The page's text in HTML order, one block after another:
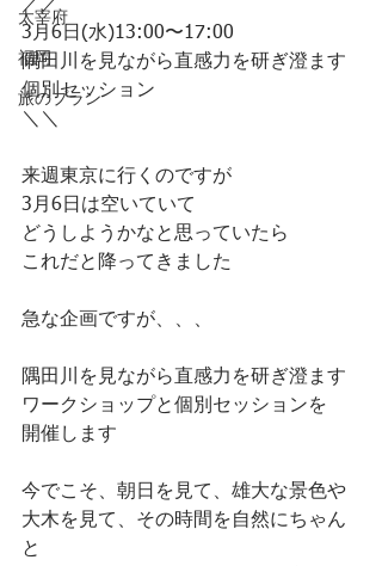
太宰府
福岡
旅のプラン
／／
3月6日(水)13:00〜17:00
隅田川を見ながら直感力を研ぎ澄ます
個別セッション
＼＼
来週東京に行くのですが
3月6日は空いていて
どうしようかなと思っていたら
これだと降ってきました
急な企画ですが、、、
隅田川を見ながら直感力を研ぎ澄ます
ワークショップと個別セッションを
開催します
今でこそ、朝日を見て、雄大な景色や
大木を見て、その時間を自然にちゃん
と